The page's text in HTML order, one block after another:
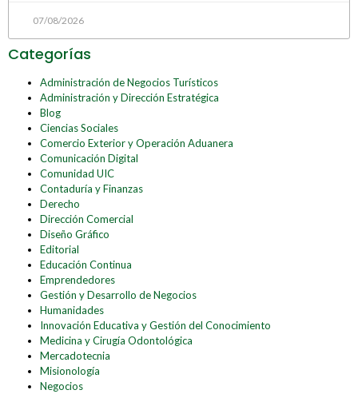
07/08/2026
Categorías
Administración de Negocios Turísticos
Administración y Dirección Estratégica
Blog
Ciencias Sociales
Comercio Exterior y Operación Aduanera
Comunicación Digital
Comunidad UIC
Contaduría y Finanzas
Derecho
Dirección Comercial
Diseño Gráfico
Editorial
Educación Continua
Emprendedores
Gestión y Desarrollo de Negocios
Humanidades
Innovación Educativa y Gestión del Conocimiento
Medicina y Cirugía Odontológica
Mercadotecnia
Misionología
Negocios